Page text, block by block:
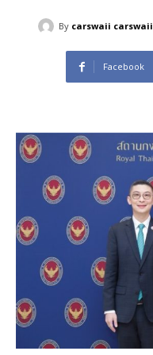
By carswaii carswaii
Facebook